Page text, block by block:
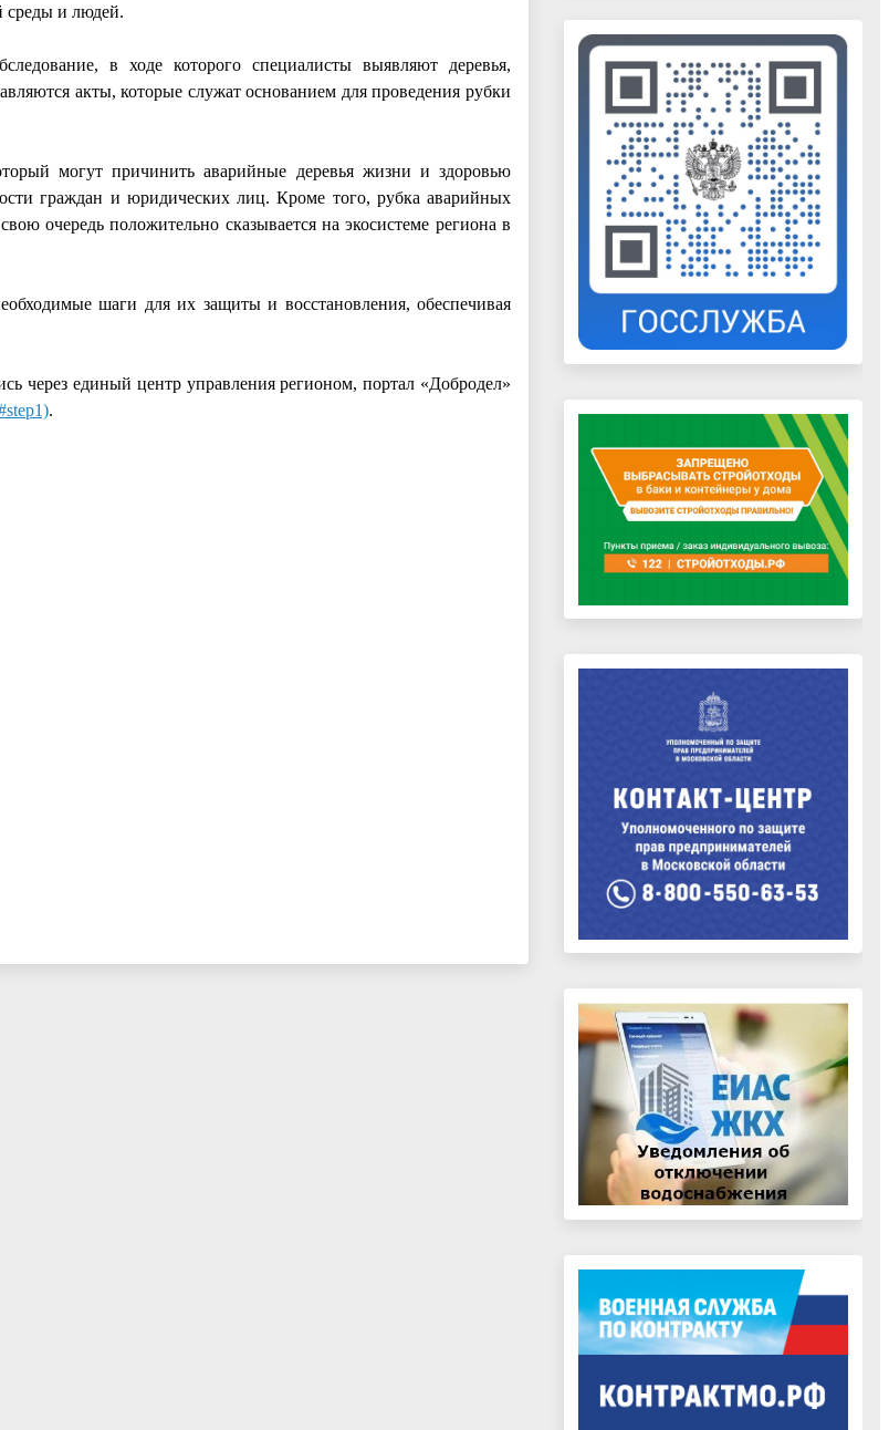
среды и людей.
в ходе которого специалисты выявляют деревья,
акты, которые служат основанием для проведения рубки
могут причинить аварийные деревья жизни и здоровью
граждан и юридических лиц. Кроме того, рубка аварийных
очередь положительно сказывается на экосистеме региона в
шаги для их защиты и восстановления, обеспечивая
через единый центр управления регионом, портал «Добродел»
.